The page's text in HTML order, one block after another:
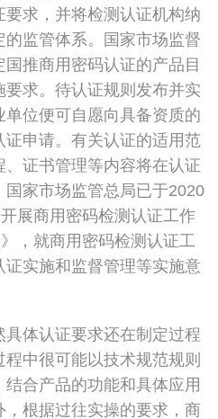
求，并将检测认证机构纳
的监管体系。国家市场监督
推商用密码认证的产品目
求。待认证规则发布并实
位便可自愿向具备资质的
申请。有关认证的适用范
、证书管理等内容将在认证
家市场监管总局已于2020
展商用密码检测认证工作
，就商用密码检测认证工
实施和监督管理等实施意
体认证要求还在制定过程
中很可能以技术规范规则
合产品的功能和具体应用
根据过往实操的要求，商